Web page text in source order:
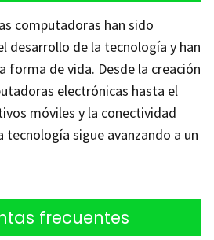
computadoras han sido
desarrollo de la tecnología y han
de vida. Desde la creación
electrónicas hasta el
móviles y la conectividad
tecnología sigue avanzando a un
frecuentes